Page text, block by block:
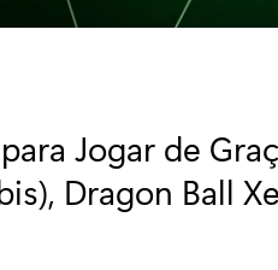
Jogar de
Dragon Ball